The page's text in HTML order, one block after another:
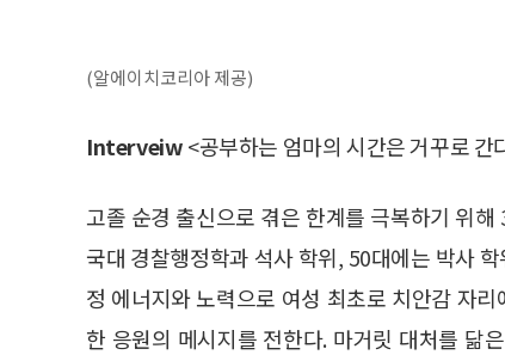
(알에이치코리아 제공)
Interveiw<공부하는 엄마의 시간은 거꾸로 간
고졸 순경 출신으로 겪은 한계를 극복하기 위
국대 경찰행정학과 석사 학위, 50대에는 박사
정 에너지와 노력으로 여성 최초로 치안감 자
한 응원의 메시지를 전한다. 마거릿 대처를 닮